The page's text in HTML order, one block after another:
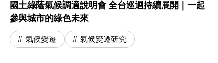
國土綠蔭氣候調適說明會 全台巡迴持續展開｜一起
參與城市的綠色未來
氣候變遷 氣候變遷研究